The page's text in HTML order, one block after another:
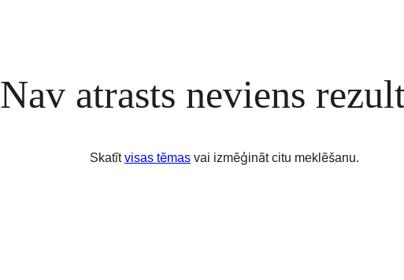
Nav atrasts neviens
Skatītvisas tēmas vai izmēģināt citu meklēšanu.